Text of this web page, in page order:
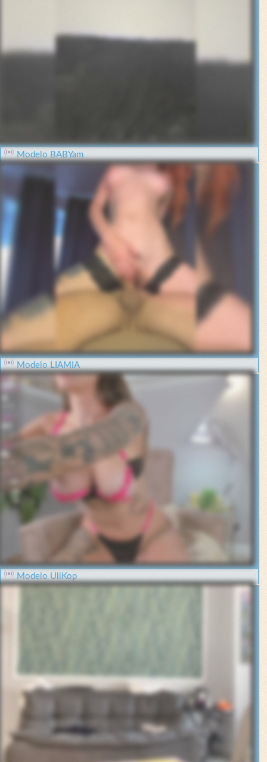
Modelo BABYam
Modelo LIAMIA
Modelo UliKop